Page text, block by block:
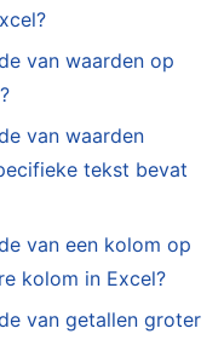
van waarden op
van waarden
tekst bevat
van een kolom op
kolom in Excel?
van getallen groter